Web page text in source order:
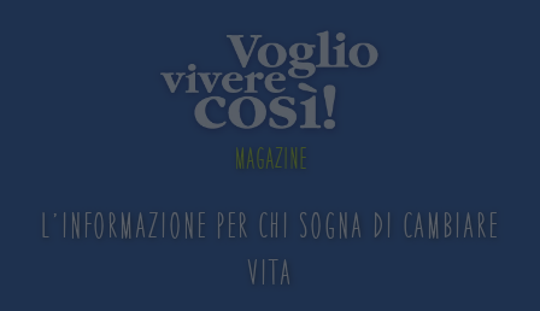
Magazine
L'informazione per chi sogna di cambiare
vita